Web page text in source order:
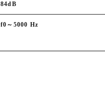
84dB
f0～5000 Hz